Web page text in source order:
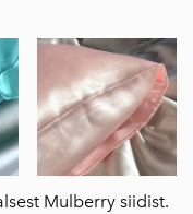
Mulberry siidist.